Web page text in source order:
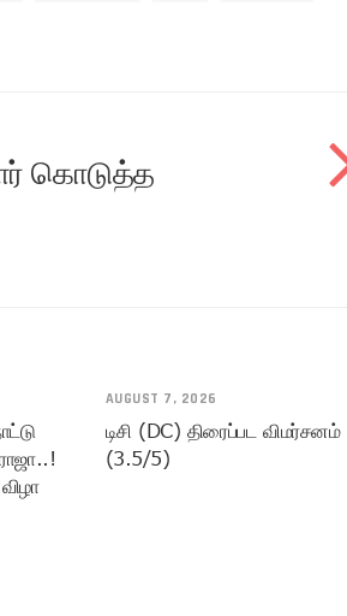
கொடுத்த
AUGUST 7, 2026
டிசி (DC) திரைப்பட விமர்சனம்
(3.5/5)